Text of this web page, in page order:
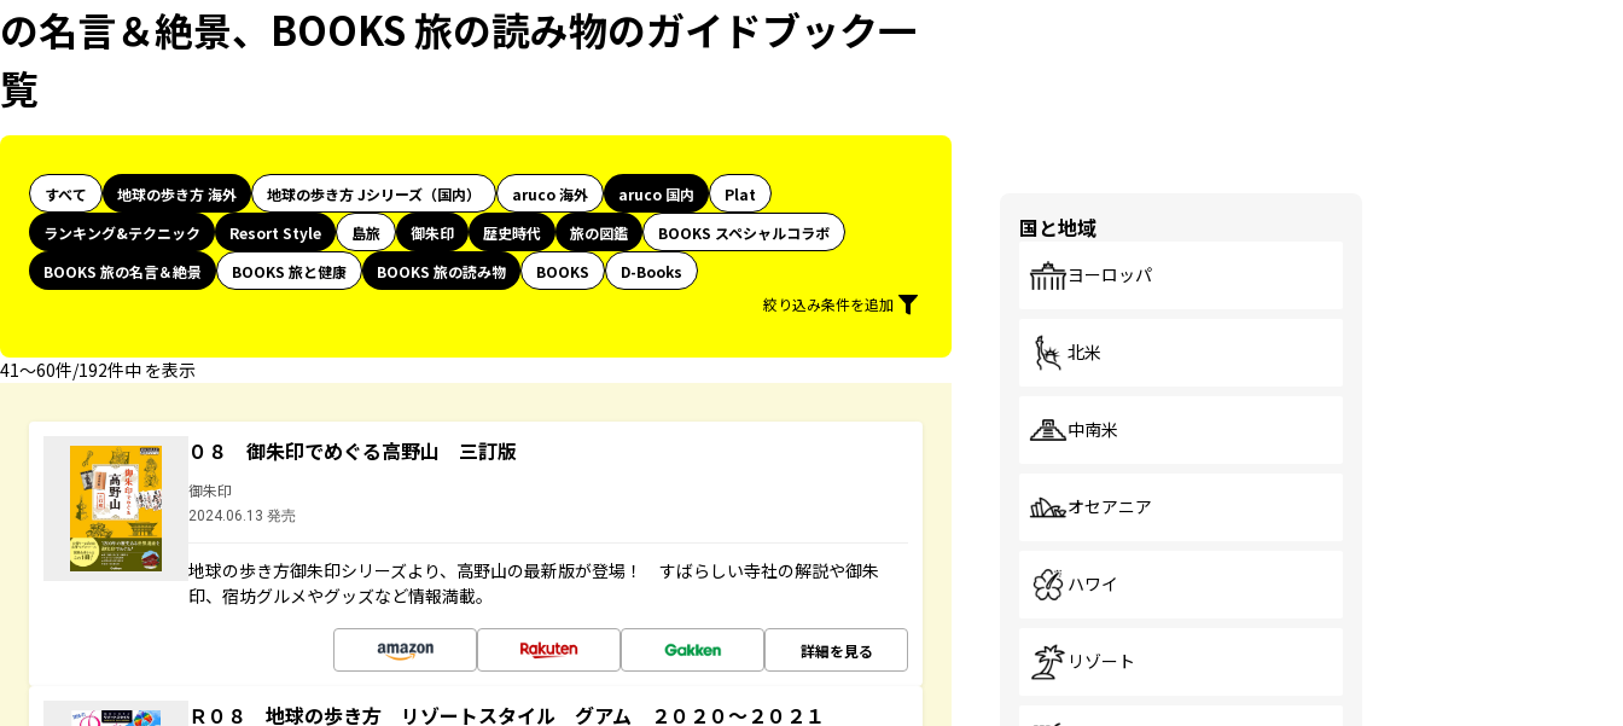
の名言＆絶景、BOOKS 旅の読み物のガイドブック一
覧
すべて 地球の歩き方 海外 地球の歩き方 Jシリーズ（国内） aruco 海外 aruco 国内
Plat
ランキング&テクニック
Resort Style 島旅 御朱印 歴史時代 旅の図鑑
BOOKS スペシャルコラボ
BOOKS 旅の名言＆絶景
BOOKS 旅と健康 BOOKS 旅の読み物 BOOKS
D-Books
絞り込み条件を追加
41〜60件/192件中 を表示
０８ 御朱印でめぐる高野山 三訂版
御朱印
2024.06.13 発売
地球の歩き方御朱印シリーズより、高野山の最新版が登場！ すばらしい寺社の解説や御朱
印、宿坊グルメやグッズなど情報満載。
詳細を見る
Ｒ０８ 地球の歩き方 リゾートスタイル グアム ２０２０～２０２１
国と地域
ヨーロッパ
北米
中南米
オセアニア
ハワイ
リゾート